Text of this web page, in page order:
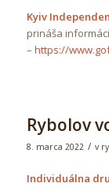
Kyiv
prináša
– https://
Rybolov
8. marca 2022 / v
Individuálna